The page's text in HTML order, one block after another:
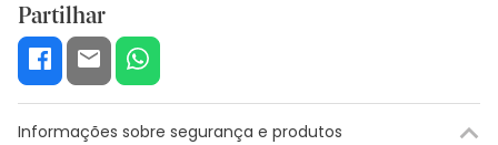
Partilhar
Informações sobre segurança e produtos